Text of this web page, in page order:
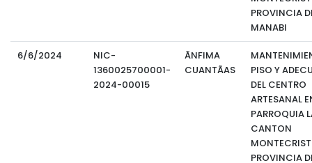
PROVINCIA
MANABI
6/6/2024
NIC-
1360025700001-
2024-00015
ÃNFIMA
CUANTÃAS
PISO Y
DEL CENTRO
ARTESANAL
PARROQUIA
CANTON
PROVINCIA